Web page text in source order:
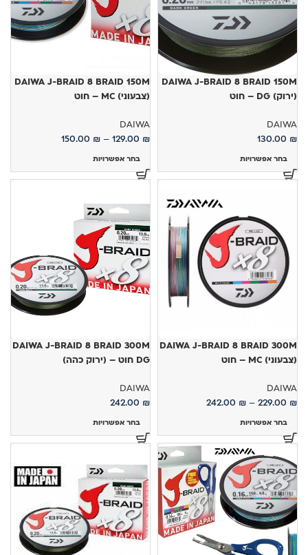
DAIWA J-BRAID 8 BRAID 150M
(ירוק) DG – חוט
DAIWA
130.00 ₪
בחר אפשרויות
DAIWA J-BRAID 8 BRAID 150M
(צבעוני) MC – חוט
DAIWA
129.00 ₪
–
150.00 ₪
בחר אפשרויות
DAIWA J-BRAID 8 BRAID 300M
(צבעוני) MC – חוט
DAIWA
229.00 ₪
–
242.00 ₪
בחר אפשרויות
DAIWA J-BRAID 8 BRAID 300M
DG חוט – (ירוק כהה)
DAIWA
242.00 ₪
בחר אפשרויות